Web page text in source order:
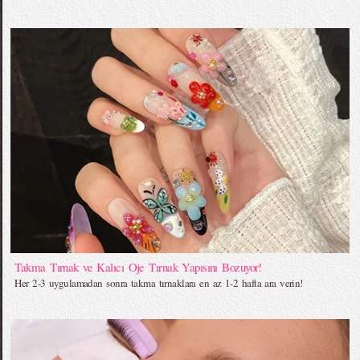
Takma Tırnak ve Kalıcı Oje Tırnak Yapısını Bozuyor!
Her 2-3 uygulamadan sonra takma tırnaklara en az 1-2 hafta ara verin!